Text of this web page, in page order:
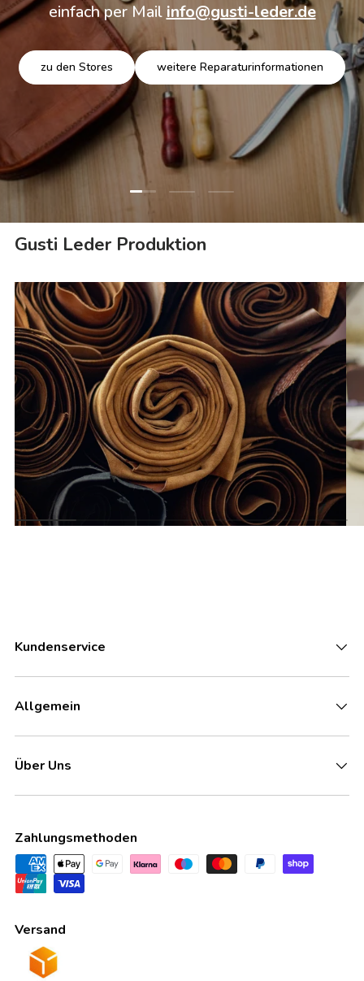
einfach per Mail info@gusti-leder.de
zu den Stores weitere Reparaturinformationen
Folie laden 1 von 3
Folie laden 2 von 3
Folie laden 3 von 3
Gusti Leder Produktion
Kundenservice
Allgemein
Über Uns
Zahlungsmethoden
Versand